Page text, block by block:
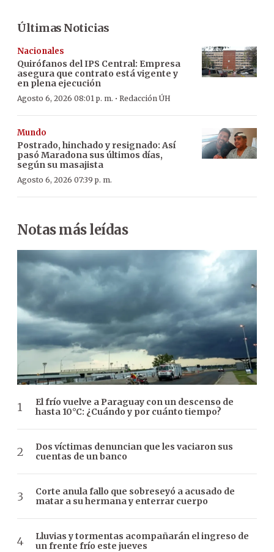
Últimas Noticias
Nacionales
Quirófanos del IPS Central: Empresa
asegura que contrato está vigente y
en plena ejecución
Agosto 6, 2026 08:01 p. m. · Redacción ÚH
Mundo
Postrado, hinchado y resignado: Así
pasó Maradona sus últimos días,
según su masajista
Agosto 6, 2026 07:39 p. m.
Notas más leídas
El frío vuelve a Paraguay con un descenso de
hasta 10°C: ¿Cuándo y por cuánto tiempo?
Dos víctimas denuncian que les vaciaron sus
cuentas de un banco
Corte anula fallo que sobreseyó a acusado de
matar a su hermana y enterrar cuerpo
Lluvias y tormentas acompañarán el ingreso de
un frente frío este jueves